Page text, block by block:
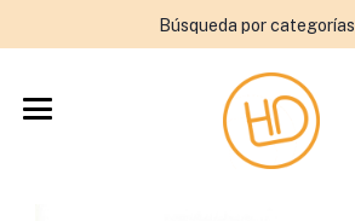
Búsqueda por categorías